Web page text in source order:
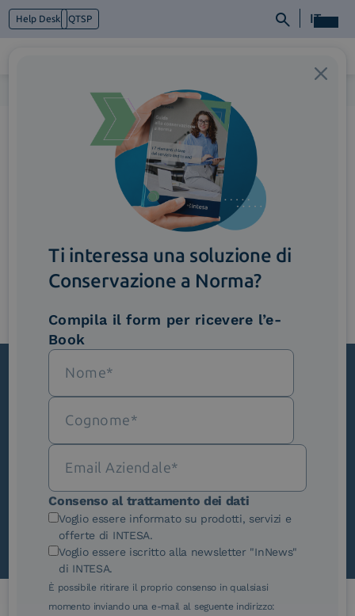
Help Desk QTSP IT
Cosa facciamo
Accordion3_Conservatore
Iscriviti alla newsletter
Novità, iniziative ed eventi dal mondo della
trasformazione digitale.
Scopri InNews
Ti interessa una soluzione di
Conservazione a Norma?
Compila il form per ricevere l’e-
Book
Consenso al trattamento dei dati
Voglio essere informato su prodotti, servizi e
offerte di INTESA.
Voglio essere iscritto alla newsletter "InNews"
di INTESA.
È possibile ritirare il proprio consenso in qualsiasi
momento inviando una e-mail al seguente indirizzo: